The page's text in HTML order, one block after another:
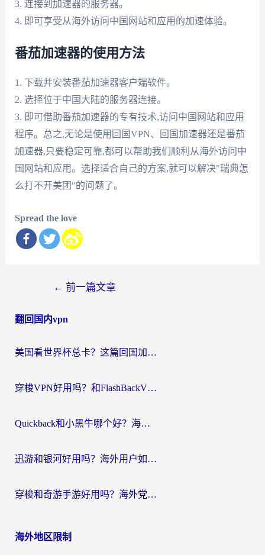
3. 连接到加速器的服务器。
4. 即可享受从海外访问中国网站和应用的加速体验。
番茄加速器的使用方法
1. 下载并安装番茄加速器客户端软件。
2. 选择位于中国大陆的服务器连接。
3. 即可借助番茄加速器的专有技术,访问中国网站和应用
程序。总之,无论是使用回国VPN、回国加速器还是番茄
加速器,只要稳定可靠,都可以帮助我们顺利从海外访问中
国网站和应用。选择适合自己的方案,就可以解决"瑞典怎
么打不开美团"的问题了。
Spread the love
导
← 前一篇文章
翻回国内vpn
美国看世界杯总卡？这篇回国加速器指南帮你无缝刷国内资源（附苹果手机VPN设置步骤）
穿梭VPN好用吗？和FlashBackVPN对比哪个回国效果更好？
Quickback和小黑牛哪个好？海外党亲测指南，选对回国加速器秒回国内
迅游和银河好用吗？海外用户如何选择回国加速器实现无缝访问国内资源
穿梭和奇游手游好用吗？海外党亲测3款回国加速器，附蜜蜂加速器七天试用攻略
海外地区限制